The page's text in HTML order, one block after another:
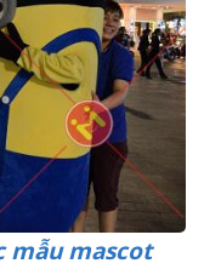
mẫu mascot